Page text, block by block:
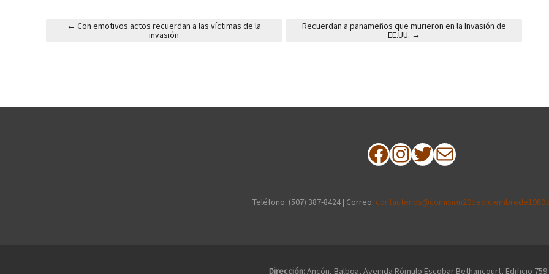
← Con emotivos actos recuerdan a las víctimas de la
invasión
Recuerdan a panameños que murieron en la Invasión de
EE.UU. →
Facebook
Instagram
Twitter
Correo electrónico
Teléfono: (507) 387-8424 | Correo:
Dirección:Ancón, Balboa, Avenida Rómulo Escobar Bethancourt, Edificio